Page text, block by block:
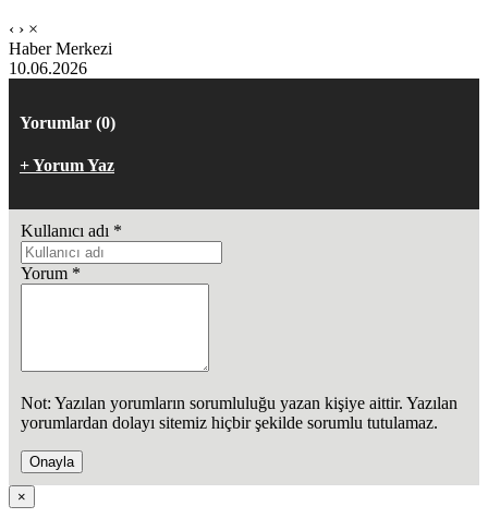
‹ › ×
Haber Merkezi
10.06.2026
Yorumlar (0)
+ Yorum Yaz
Kullanıcı adı *
Yorum *
Not: Yazılan yorumların sorumluluğu yazan kişiye aittir. Yazılan
yorumlardan dolayı sitemiz hiçbir şekilde sorumlu tutulamaz.
Onayla
×